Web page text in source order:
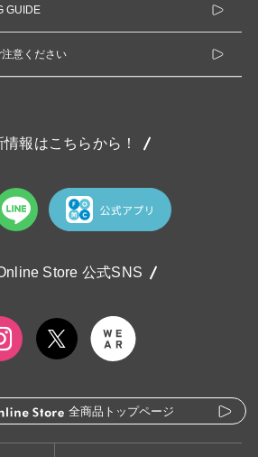
GUIDE
意ください
情報はこちらから！
Store 公式SNS
全商品トップページ